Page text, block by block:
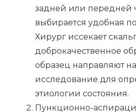
задней или передней
выбирается удобная
Хирург иссекает
доброкачественное
образец направляют
исследование для
этиологии состояния.
Пункционно-